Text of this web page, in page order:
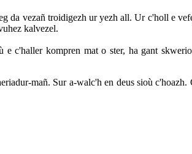
da vezañ troidigezh ur yezh all. Ur c'holl e
kalvezel.
e c'haller kompren mat o ster, ha gant
mañ. Sur a-walc'h en deus sioù